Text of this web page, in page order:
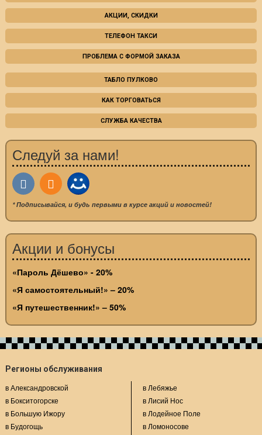
АКЦИИ, СКИДКИ
ТЕЛЕФОН ТАКСИ
ПРОБЛЕМА С ФОРМОЙ ЗАКАЗА
ТАБЛО ПУЛКОВО
КАК ТОРГОВАТЬСЯ
СЛУЖБА КАЧЕСТВА
Следуй за нами!
* Подписывайся, и будь первыми в курсе акций и новостей!
Акции и бонусы
«Пароль Дёшево» - 20%
«Я самостоятельный!» – 20%
«Я путешественник!» – 50%
Регионы обслуживания
в Александровской
в Бокситогорске
в Большую Ижору
в Будогощь
в Лебяжье
в Лисий Нос
в Лодейное Поле
в Ломоносове